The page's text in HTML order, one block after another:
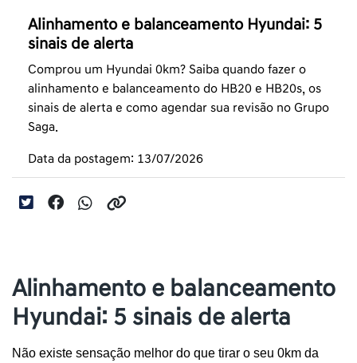
Alinhamento e balanceamento Hyundai: 5
sinais de alerta
Comprou um Hyundai 0km? Saiba quando fazer o
alinhamento e balanceamento do HB20 e HB20s, os
sinais de alerta e como agendar sua revisão no Grupo
Saga.
Data da postagem: 13/07/2026
Alinhamento e balanceamento
Hyundai: 5 sinais de alerta
Não existe sensação melhor do que tirar o seu 0km da